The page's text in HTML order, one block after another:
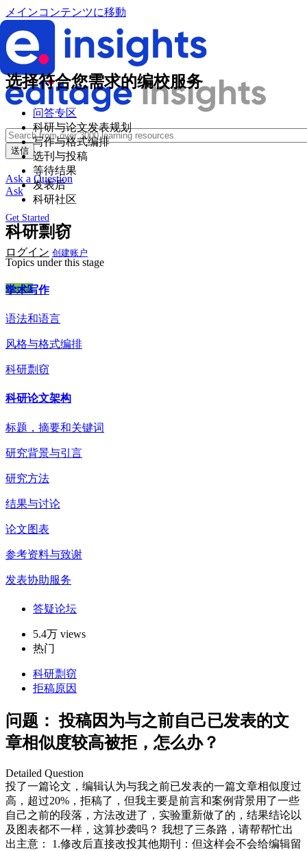
メインコンテンツに移動
Ask a Question
Ask
Get Started
ログイン 创建账户
Wechat
选择符合您需求的编校服务
问答专区
科研与论文发表规划
写作与格式编排
选刊与投稿
等待结果
发表后
科研社区
科研剽窃
Topics under this stage
学术写作
语法和语言
风格与格式编排
科研剽窃
科研论文架构
标题，摘要和关键词
研究背景与引言
研究方法
结果与讨论
论文图表
参考资料与致谢
发表协助服务
答疑论坛
5.4万 views
热门
科研剽窃
拒稿原因
问题：投稿因为与之前自己已发表的文
章相似度较高被拒，怎么办？
Detailed Question
投了一篇论文，编辑认为与我之前已发表的一篇文章相似度过
高，超过20%，拒稿了，但我主要是前言和案例背景用了一些
自己之前的段落，方法改进了，实验重新做了的，结果结论以
及图表都不一样，这算抄袭吗？ 我想了三条路，请帮帮忙出
出主意： 1.修改后直接改投其他期刊：但这样会不会给编辑留